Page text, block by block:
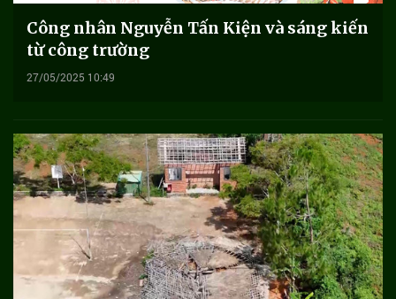
Công nhân Nguyễn Tấn Kiện và sáng kiến
từ công trường
27/05/2025 10:49